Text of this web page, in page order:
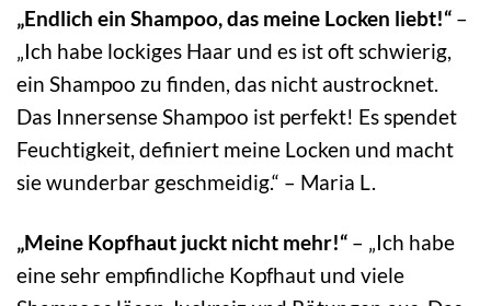
„Endlich ein Shampoo, das meine Locken liebt!“ –
„Ich habe lockiges Haar und es ist oft schwierig,
ein Shampoo zu finden, das nicht austrocknet.
Das Innersense Shampoo ist perfekt! Es spendet
Feuchtigkeit, definiert meine Locken und macht
sie wunderbar geschmeidig.“ – Maria L.
„Meine Kopfhaut juckt nicht mehr!“ – „Ich habe
eine sehr empfindliche Kopfhaut und viele